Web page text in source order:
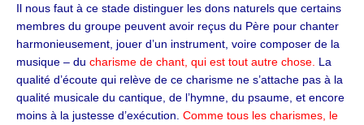
Il nous faut à ce stade distinguer les dons naturels que certains
membres du groupe peuvent avoir reçus du Père pour chanter
harmonieusement, jouer d’un instrument, voire composer de la
musique – du charisme de chant, qui est tout autre chose. La
qualité d’écoute qui relève de ce charisme ne s’attache pas à la
qualité musicale du cantique, de l’hymne, du psaume, et encore
moins à la justesse d’exécution. Comme tous les charismes, le